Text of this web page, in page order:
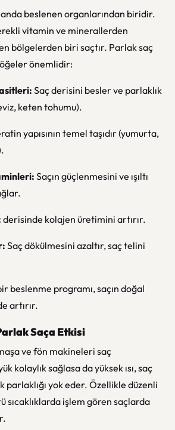
beslenen organlarından biridir.
vitamin ve minerallerden
bölgelerden biri saçtır. Parlak saç
önemlidir:
Saç derisini besler ve parlaklık
keten tohumu).
yapısının temel taşıdır (yumurta,
Saçın güçlenmesini ve ışıltı
derisinde kolajen üretimini artırır.
Saç dökülmesini azaltır, saç telini
beslenme programı, saçın doğal
artırır.
Saça Etkisi
ve fön makineleri saç
kolaylık sağlasa da yüksek ısı, saç
parlaklığı yok eder. Özellikle düzenli
sıcaklıklarda işlem gören saçlarda